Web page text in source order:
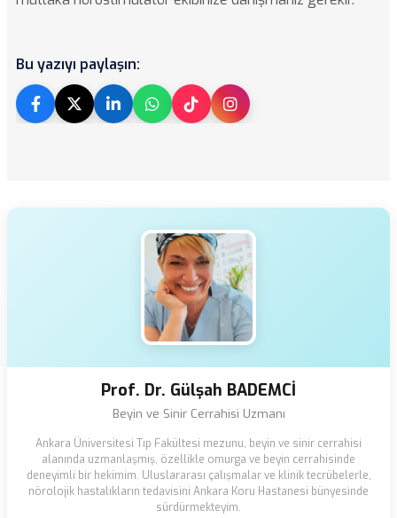
Bu yazıyı paylaşın:
Prof. Dr. Gülşah BADEMCİ
Beyin ve Sinir Cerrahisi Uzmanı
Ankara Üniversitesi Tıp Fakültesi mezunu, beyin ve sinir cerrahisi
alanında uzmanlaşmış, özellikle omurga ve beyin cerrahisinde
deneyimli bir hekimim. Uluslararası çalışmalar ve klinik tecrübelerle,
nörolojik hastalıkların tedavisini Ankara Koru Hastanesi bünyesinde
sürdürmekteyim.